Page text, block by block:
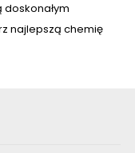
doskonałym
najlepszą chemię